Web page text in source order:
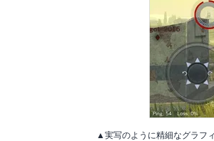
▲実写のように精細なグラフ